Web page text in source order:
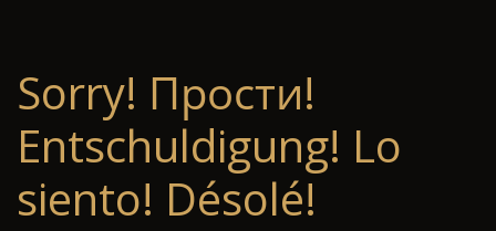
Sorry! Прости!
Entschuldigung! Lo
siento! Désolé!